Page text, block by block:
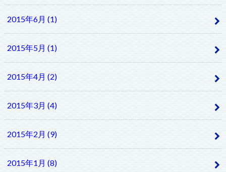
2015年6月 (1)
2015年5月 (1)
2015年4月 (2)
2015年3月 (4)
2015年2月 (9)
2015年1月 (8)